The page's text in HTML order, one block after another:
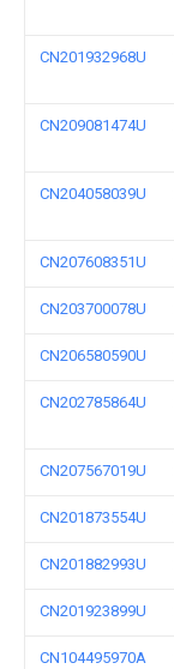
CN201932968U
CN209081474U
CN204058039U
CN207608351U
CN203700078U
CN206580590U
CN202785864U
CN207567019U
CN201873554U
CN201882993U
CN201923899U
CN104495970A